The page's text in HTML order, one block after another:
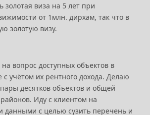
золотая виза на 5 лет при
от 1млн. дирхам, так что в
золотую визу.
вопрос доступных объектов в
учётом их рентного дохода. Делаю
десятков объектов и общей
Иду с клиентом на
данными с целью сузить перечень и